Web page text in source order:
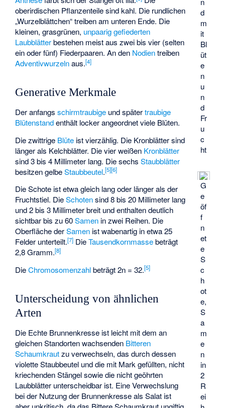
d
m
it
Bl
üt
e
n
u
n
d
Fr
u
c
ht
G
e
öf
f
n
et
e
S
c
h
ot
e,
S
a
m
e
n
in
2
R
ei
oberirdischen Pflanzenteile sind kahl. Die rundlichen
„Wurzelblättchen“ treiben am unteren Ende. Die
kleinen, grasgrünen, unpaarig gefiederten
Laubblätterbestehen meist aus zwei bis vier (selten
ein oder fünf) Fiederpaaren. An den Nodientreiben
Adventivwurzelnaus.[4]
Generative Merkmale
Der anfangsschirmtraubige und spätertraubige
Blütenstandenthält locker angeordnet viele Blüten.
Die zwittrige Blüte ist vierzählig. Die Kronblätter sind
länger als Kelchblätter. Die vier weißen Kronblätter
sind 3 bis 4 Millimeter lang. Die sechsStaubblätter
besitzen gelbeStaubbeutel.[5][6]
Die Schote ist etwa gleich lang oder länger als der
Fruchtstiel. DieSchotensind 8 bis 20 Millimeter lang
und 2 bis 3 Millimeter breit und enthalten deutlich
sichtbar bis zu 60Samen in zwei Reihen. Die
Oberfläche derSamen ist wabenartig in etwa 25
Felder unterteilt.[7] DieTausendkornmassebeträgt
2,8 Gramm.[8]
DieChromosomenzahlbeträgt 2n = 32.[5]
Unterscheidung von ähnlichen
Arten
Die Echte Brunnenkresse ist leicht mit dem an
gleichen Standorten wachsenden Bitteren
Schaumkrautzu verwechseln, das durch dessen
violette Staubbeutel und die mit Mark gefüllten, nicht
kriechenden Stängel sowie die nicht geöhrten
Laubblätter unterscheidbar ist. Eine Verwechslung
bei der Nutzung der Brunnenkresse als Salat ist